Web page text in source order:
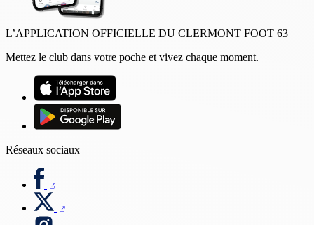
L’APPLICATION OFFICIELLE DU CLERMONT FOOT 63
Mettez le club dans votre poche et vivez chaque moment.
Réseaux sociaux